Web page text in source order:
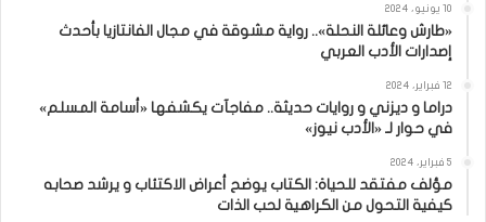
10 يونيو، 2024
«طارش وعائلة النحلة».. رواية مشوقة في مجال الفانتازيا بأحدث
إصدارات الأدب العربي
12 فبراير، 2024
دراما و ديزني و روايات حديثة.. مفاجآت يكشفها «أسامة المسلم»
في حوار لـ «الأدب نيوز»
5 فبراير، 2024
مؤلف مفتقد للحياة: الكتاب يوضح أعراض الاكتئاب و يرشد صحابه
كيفية التحول من الكراهية لحب الذات